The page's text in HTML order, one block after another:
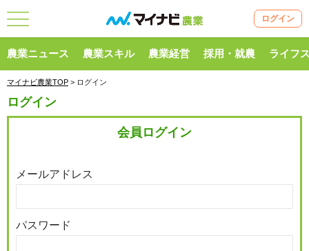
ログイン
農業ニュース 農業スキル 農業経営 採用・就農 ライフ
マイナビ農業TOP > ログイン
ログイン
会員ログイン
メールアドレス
パスワード